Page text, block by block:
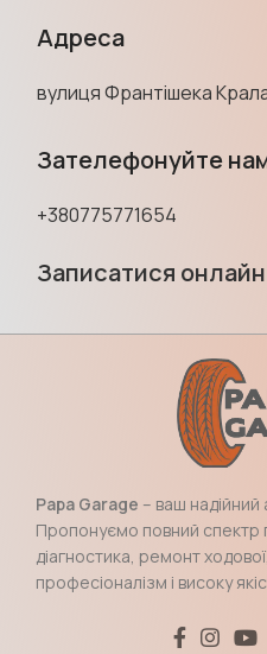
Адреса
вулиця Франтішека
Зателефонуйте
+380775771654
Записатися онлайн
Papa Garage – ваш надійний
Пропонуємо повний спектр
діагностика, ремонт
професіоналізм і високу